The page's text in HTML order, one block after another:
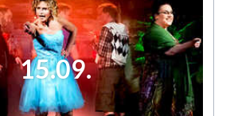
15.09.